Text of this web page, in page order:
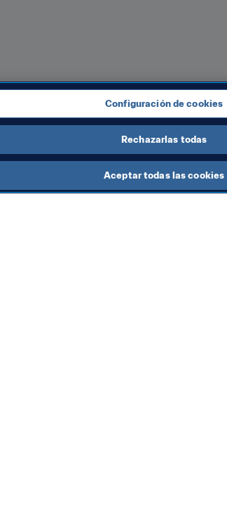
de la Copa Mundial. Juega al Fantasy,
y explora nuestro Fan Movement.
Configuración de cookies
Rechazarlas todas
Aceptar todas las cookies